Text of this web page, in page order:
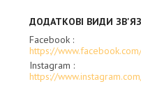
Facebook
https://
Instagram
https://